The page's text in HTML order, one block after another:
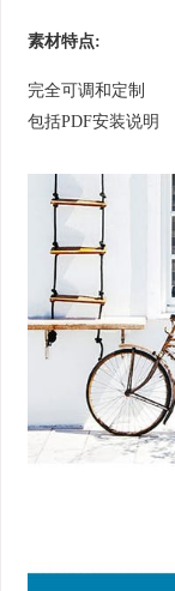
素材特点:
完全可调和定制
包括PDF安装说明